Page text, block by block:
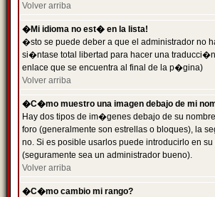
Volver arriba
�Mi idioma no est� en la lista!
�sto se puede deber a que el administrador no
si�ntase total libertad para hacer una
enlace que se encuentra al final de la p�gina)
Volver arriba
�C�mo muestro una imagen debajo de mi
Hay dos tipos de im�genes debajo de su
foro (generalmente son estrellas o bloques), la
no. Si es posible usarlos puede introducirlo en
(seguramente sea un administrador bueno).
Volver arriba
�C�mo cambio mi rango?